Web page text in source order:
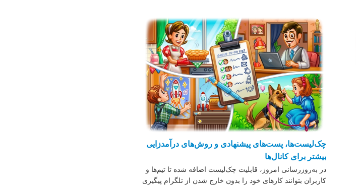
چک‌لیست‌ها، پست‌های پیشنهادی و روش‌های درآمدزایی
بیشتر برای کانال‌ها
در به‌روزرسانی امروز، قابلیت چک‌لیست اضافه شده تا تیم‌ها و
کاربران بتوانند کارهای خود را بدون خارج شدن از تلگرام پیگیری